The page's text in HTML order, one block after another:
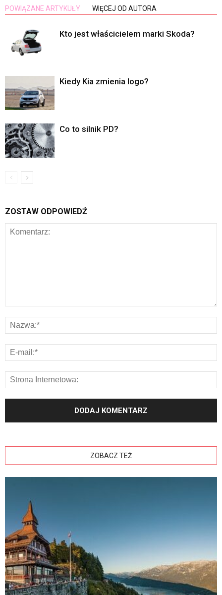
POWIĄZANE ARTYKUŁY WIĘCEJ OD AUTORA
Kto jest właścicielem marki Skoda?
Kiedy Kia zmienia logo?
Co to silnik PD?
ZOSTAW ODPOWIEDŹ
ZOBACZ TEŻ